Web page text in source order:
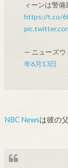
ィーンは警
https://t.co/
— ニューズウ
年6月13日
NBC Newsは彼の